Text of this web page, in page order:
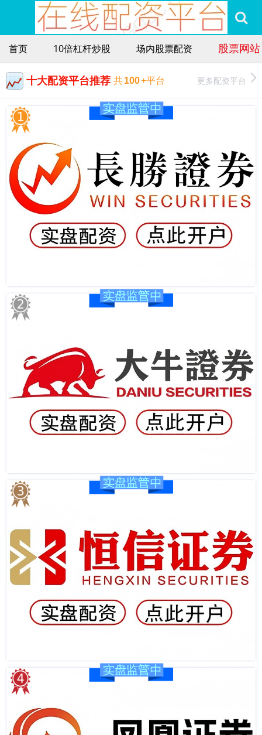
首页 10倍杠杆炒股 场内股票配资 股票网站
十大配资平台推荐 共100+平台 更多配资平台